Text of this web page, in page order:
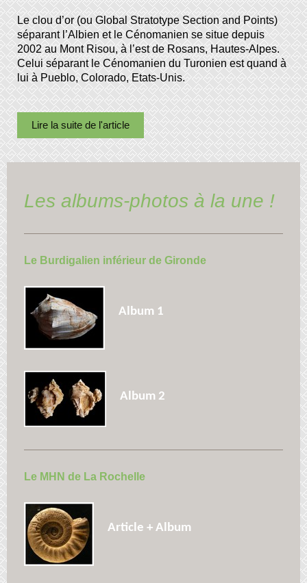
Le clou d’or (ou Global Stratotype Section and Points)
séparant l’Albien et le Cénomanien se situe depuis
2002 au Mont Risou, à l’est de Rosans, Hautes-Alpes.
Celui séparant le Cénomanien du Turonien est quand à
lui à Pueblo, Colorado, Etats-Unis.
Lire la suite de l'article
Les albums-photos à la une !
Le Burdigalien inférieur de Gironde
Album 1
Album 2
Le MHN de La Rochelle
Article + Album